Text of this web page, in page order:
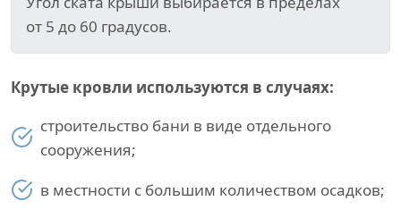
от 5 до 60 градусов.
Крутые кровли используются в случаях:
строительство бани в виде отдельного
сооружения;
в местности с большим количеством осадков;